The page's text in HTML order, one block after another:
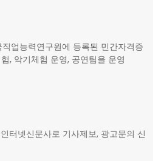
업능력연구원에 등록된 민간자격증
, 악기체험 운영, 공연팀을 운영
터넷신문사로 기사제보, 광고문의 신